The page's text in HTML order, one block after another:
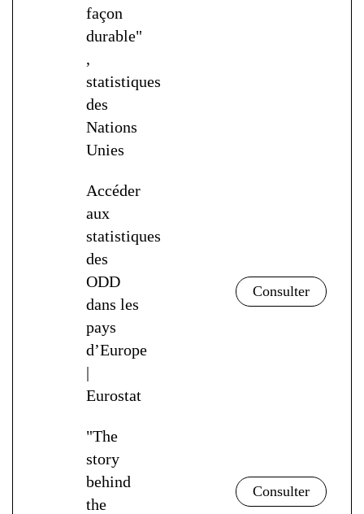
façon
durable"
,
statistiques
des
Nations
Unies
Accéder
aux
statistiques
des
ODD
dans les
pays
d’Europe
|
Eurostat
"The
story
behind
the